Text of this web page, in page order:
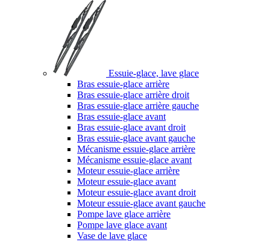
Essuie-glace, lave glace
Bras essuie-glace arrière
Bras essuie-glace arrière droit
Bras essuie-glace arrière gauche
Bras essuie-glace avant
Bras essuie-glace avant droit
Bras essuie-glace avant gauche
Mécanisme essuie-glace arrière
Mécanisme essuie-glace avant
Moteur essuie-glace arrière
Moteur essuie-glace avant
Moteur essuie-glace avant droit
Moteur essuie-glace avant gauche
Pompe lave glace arrière
Pompe lave glace avant
Vase de lave glace